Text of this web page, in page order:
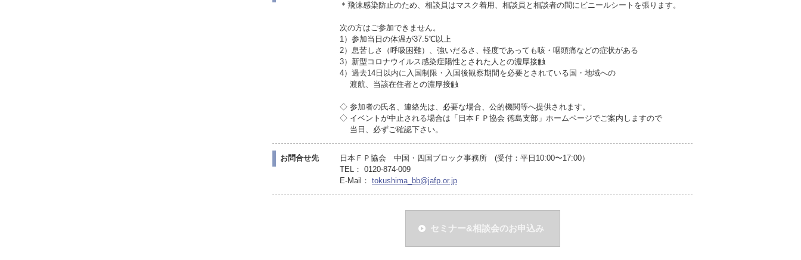
＊飛沫感染防止のため、相談員はマスク着用、相談員と相談者の間にビニールシートを張ります。
次の方はご参加できません。
1）参加当日の体温が37.5℃以上
2）息苦しさ（呼吸困難）、強いだるさ、軽度であっても咳・咽頭痛などの症状がある
3）新型コロナウイルス感染症陽性とされた人との濃厚接触
4）過去14日以内に入国制限・入国後観察期間を必要とされている国・地域への
渡航、当該在住者との濃厚接触
◇ 参加者の氏名、連絡先は、必要な場合、公的機関等へ提供されます。
◇ イベントが中止される場合は「日本ＦＰ協会 徳島支部」ホームページでご案内しますので
当日、必ずご確認下さい。
お問合せ先
日本ＦＰ協会 中国・四国ブロック事務所 (受付：平日10:00〜17:00）
TEL： 0120-874-009
E-Mail： tokushima_bb@jafp.or.jp
セミナー&相談会のお申込み